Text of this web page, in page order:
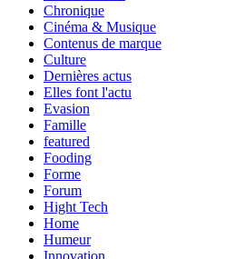
Chronique
Cinéma & Musique
Contenus de marque
Culture
Dernières actus
Elles font l'actu
Evasion
Famille
featured
Fooding
Forme
Forum
Hight Tech
Home
Humeur
Innovation